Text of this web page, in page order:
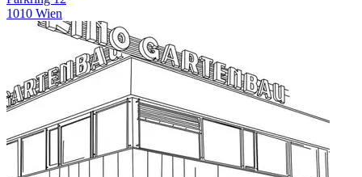
1010 Wien